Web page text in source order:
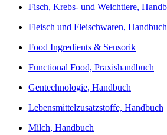
Fisch, Krebs- und Weichtiere,
Fleisch und Fleischwaren, Handbuch
Food Ingredients & Sensorik
Functional Food, Praxishandbuch
Gentechnologie, Handbuch
Lebensmittelzusatzstoffe, Handbuch
Milch, Handbuch